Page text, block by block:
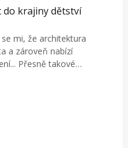
do krajiny dětství
mi, že architektura
a zároveň nabízí
Přesně takové…